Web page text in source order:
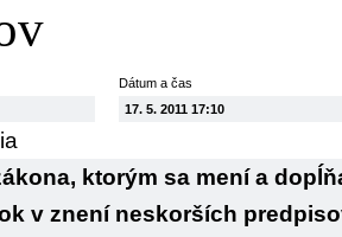
Dátum a čas
17. 5. 2011 17:10
ktorým sa mení a
v znení neskorších